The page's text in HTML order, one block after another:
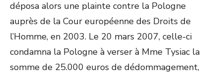
déposa alors une plainte contre la Pologne
auprès de la Cour européenne des Droits de
l’Homme, en 2003. Le 20 mars 2007, celle-ci
condamna la Pologne à verser à Mme Tysiac la
somme de 25.000 euros de dédommagement,